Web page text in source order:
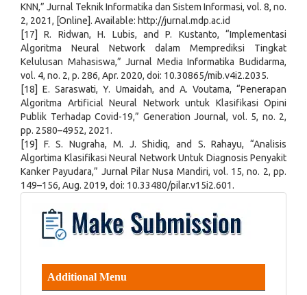
KNN,” Jurnal Teknik Informatika dan Sistem Informasi, vol. 8, no.
2, 2021, [Online]. Available: http://jurnal.mdp.ac.id
[17] R. Ridwan, H. Lubis, and P. Kustanto, “Implementasi
Algoritma Neural Network dalam Memprediksi Tingkat
Kelulusan Mahasiswa,” Jurnal Media Informatika Budidarma,
vol. 4, no. 2, p. 286, Apr. 2020, doi: 10.30865/mib.v4i2.2035.
[18] E. Saraswati, Y. Umaidah, and A. Voutama, “Penerapan
Algoritma Artificial Neural Network untuk Klasifikasi Opini
Publik Terhadap Covid-19,” Generation Journal, vol. 5, no. 2,
pp. 2580–4952, 2021.
[19] F. S. Nugraha, M. J. Shidiq, and S. Rahayu, “Analisis
Algortima Klasifikasi Neural Network Untuk Diagnosis Penyakit
Kanker Payudara,” Jurnal Pilar Nusa Mandiri, vol. 15, no. 2, pp.
149–156, Aug. 2019, doi: 10.33480/pilar.v15i2.601.
Additional Menu